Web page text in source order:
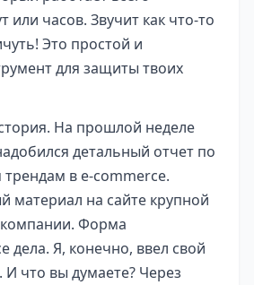
или часов. Звучит как что-то
Это простой и
для защиты твоих
На прошлой неделе
детальный отчет по
в e-commerce.
материал на сайте крупной
Форма
дела. Я, конечно, ввел свой
что вы думаете? Через